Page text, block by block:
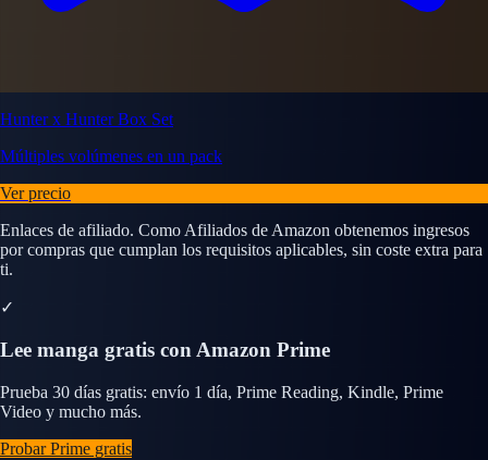
Hunter x Hunter Box Set
Múltiples volúmenes en un pack
Ver precio
Enlaces de afiliado. Como Afiliados de Amazon obtenemos ingresos
por compras que cumplan los requisitos aplicables, sin coste extra para
ti.
✓
Lee manga gratis con Amazon Prime
Prueba 30 días gratis: envío 1 día, Prime Reading, Kindle, Prime
Video y mucho más.
Probar Prime gratis